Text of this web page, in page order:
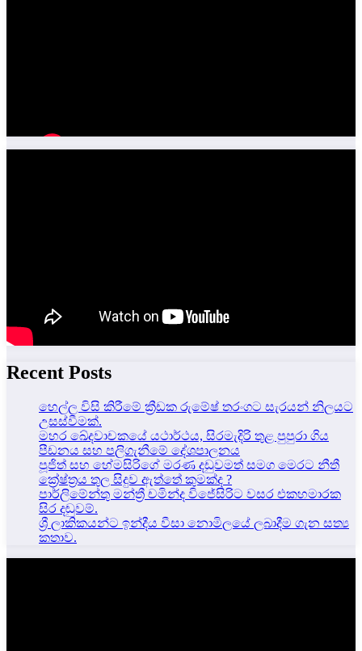
Recent Posts
හෙල්ල විසි කිරීමේ ක්‍රීඩක රුමේෂ් තරංගට සැරයන් නිලයට
උසස්වීමක්.
මහර ඛේදවාචකයේ යථාර්ථය, සිරමැදිරි තුළ පුපුරා ගිය
පීඩනය සහ පලිගැනීමේ දේශපාලනය
පූජිත් සහ හේමසිරිගේ මරණ දඩුවමත් සමග මෙරට නීතී
ක්‍රේෂ්ත්‍රය තුල සිදුව ඇත්තේ කුමක්ද ?
පාර්ලිමේන්තු මන්ත්‍රී චමින්ද විජේසිරිට වසර එකහමාරක
සිර දඬුවම්.
ශ්‍රී ලාකිකයන්ට ඉන්දීය වීසා නොමිලයේ ලබාදීම ගැන සත්‍ය
කතාව.